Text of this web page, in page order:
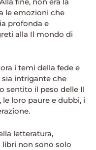
le emozioni che
profonda e
alla Il mondo di
i temi della fede e
intrigante che
sentito il peso delle Il
loro paure e dubbi, i
letteratura,
non sono solo